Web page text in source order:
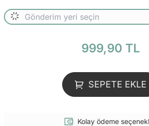
999,90 TL
SEPETE EKLE
Kolay ödeme